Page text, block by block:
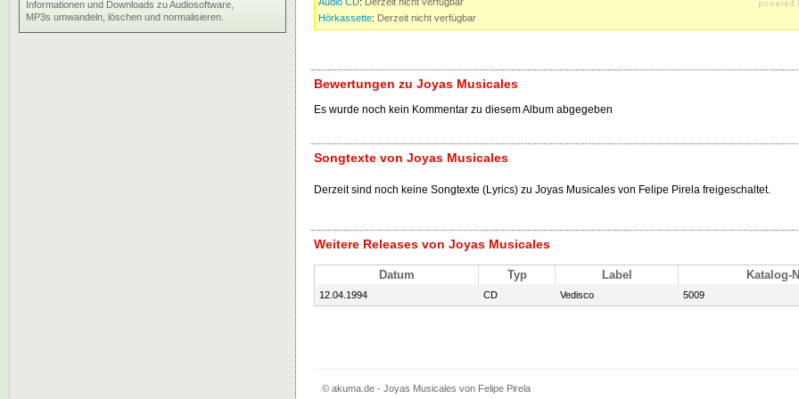
Hörkassette: Derzeit nicht verfügbar
Bewertungen zu Joyas Musicales
Es wurde noch kein Kommentar zu diesem Album abgegeben
Songtexte von Joyas Musicales
Derzeit sind noch keine Songtexte (Lyrics) zu Joyas Musicales von Felipe Pirela freigeschaltet.
Weitere Releases von Joyas Musicales
Datum Typ Label Katalog-
12.04.1994 CD Vedisco 5009
Informationen und Downloads zu Audiosoftware,
MP3s umwandeln, löschen und normalisieren.
© akuma.de - Joyas Musicales von Felipe Pirela